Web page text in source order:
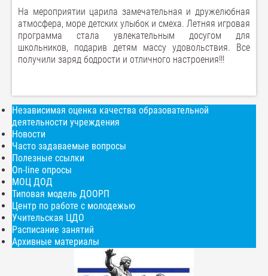
На мероприятии царила замечательная и дружелюбная
атмосфера, море детских улыбок и смеха. Летняя игровая
программа стала увлекательным досугом для
школьников, подарив детям массу удовольствия. Все
получили заряд бодрости и отличного настроения!!!
Независимая оценка качества образовательной
деятельности учреждения
Новости
Часто задаваемые вопросы
Полезные ссылки
On-line опросы
МОЦ ДОД
Типовая модель ДООРП
Центр по работе с молодежью
Учительская ЦДО
Расписание занятий
Архивные материалы